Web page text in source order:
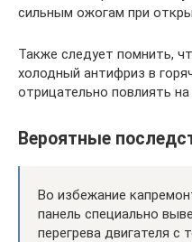
сильным ожогам при
Также следует помнить,
холодный антифриз в
отрицательно повлиять на
Вероятные
Во избежание
панель специально
перегрева двигателя с